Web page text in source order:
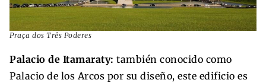
Praça dos Três Poderes
Palacio de Itamaraty: también conocido como
Palacio de los Arcos por su diseño, este edificio es